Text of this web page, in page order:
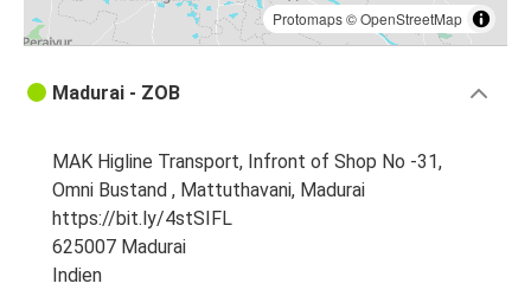
Protomaps©OpenStreetMap
Madurai - ZOB
MAK Higline Transport, Infront of Shop No -31,
Omni Bustand , Mattuthavani, Madurai
https://bit.ly/4stSIFL
625007 Madurai
Indien